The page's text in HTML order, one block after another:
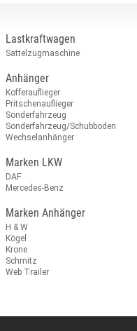
Lastkraftwagen
Sattelzugmaschine
Anhänger
Kofferauflieger
Pritschenauflieger
Sonderfahrzeug
Sonderfahrzeug/Schubboden
Wechselanhänger
Marken LKW
DAF
Mercedes-Benz
Marken Anhänger
H & W
Kögel
Krone
Schmitz
Web Trailer